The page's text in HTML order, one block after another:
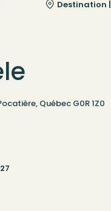
Destination |
Québec G0R 1Z0